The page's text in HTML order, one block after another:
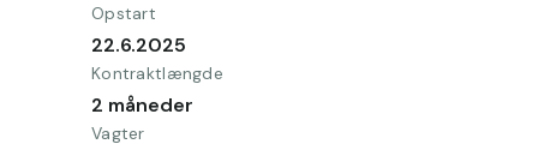
Opstart
22.6.2025
Kontraktlængde
2 måneder
Vagter